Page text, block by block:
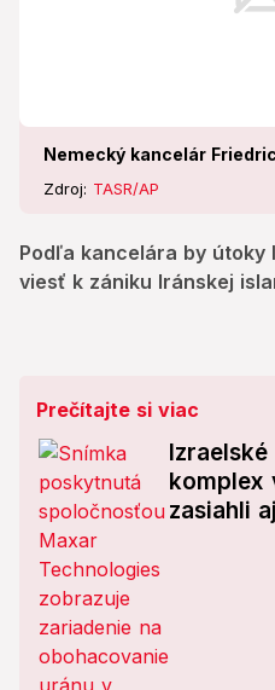
Nemecký kancelár
Zdroj: TASR/AP
Podľa kancelára by útoky
viesť k zániku Iránskej
Prečítajte si viac
komplex
zasiahli